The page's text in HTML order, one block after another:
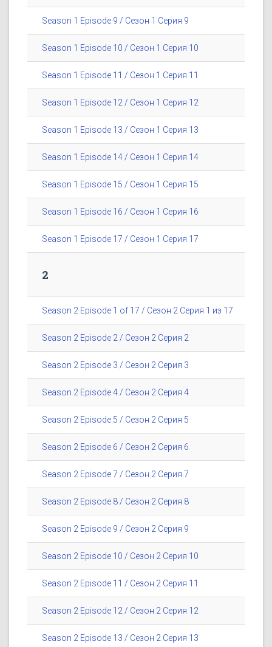
Season 1 Episode 9 / Сезон 1 Серия 9
Season 1 Episode 10 / Сезон 1 Серия 10
Season 1 Episode 11 / Сезон 1 Серия 11
Season 1 Episode 12 / Сезон 1 Серия 12
Season 1 Episode 13 / Сезон 1 Серия 13
Season 1 Episode 14 / Сезон 1 Серия 14
Season 1 Episode 15 / Сезон 1 Серия 15
Season 1 Episode 16 / Сезон 1 Серия 16
Season 1 Episode 17 / Сезон 1 Серия 17
2
Season 2 Episode 1 of 17 / Сезон 2 Серия 1 из 17
Season 2 Episode 2 / Сезон 2 Серия 2
Season 2 Episode 3 / Сезон 2 Серия 3
Season 2 Episode 4 / Сезон 2 Серия 4
Season 2 Episode 5 / Сезон 2 Серия 5
Season 2 Episode 6 / Сезон 2 Серия 6
Season 2 Episode 7 / Сезон 2 Серия 7
Season 2 Episode 8 / Сезон 2 Серия 8
Season 2 Episode 9 / Сезон 2 Серия 9
Season 2 Episode 10 / Сезон 2 Серия 10
Season 2 Episode 11 / Сезон 2 Серия 11
Season 2 Episode 12 / Сезон 2 Серия 12
Season 2 Episode 13 / Сезон 2 Серия 13